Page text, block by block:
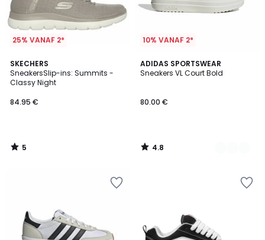
25% VANAF 2*
SKECHERS
SneakersSlip-ins: Summits -
Classy Night
84.95 €
5
/
5
5
/
10% VANAF 2*
ADIDAS SPORTSWEAR
Sneakers VL Court Bold
80.00 €
4.8
/ 5
6
Kleuren
4.8
/